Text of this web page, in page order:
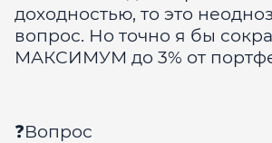
доходностью, то это
вопрос. Но точно я бы
МАКСИМУМ до 3% от
❓Вопрос